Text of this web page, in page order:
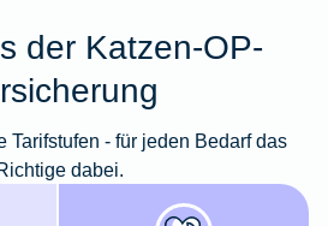
der Katzen-OP-
Tarifstufen - für jeden Bedarf das
dabei.